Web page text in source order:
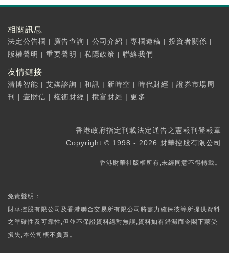
相關訊息
法定公告欄 | 廣告查詢 | 公司介紹 | 專欄邀稿 | 投資者關係 |
版權聲明 | 重要聲明 | 私隱政策 | 聯絡我們
友情鏈接
清博智能 | 艾媒諮詢 | 和訊 | 新時空 | 時代財經 | 證券市場周
刊
| 壹財信 | 權衡財經 | 攬富財經 | 更多...
香港政府指定刊載法定通告之憲報刊登報章
Copyright © 1998 - 2026 財華控股有限公司
香港財華社版權所有,未經同意不得轉載。
免責聲明：
財華控股有限公司及香港聯合交易所有限公司將盡力確保彼等所提供資料
之準確性及可靠性,但並不保證資料絕對無誤,資料如有錯漏而令閣下蒙受
損失,本公司概不負責。